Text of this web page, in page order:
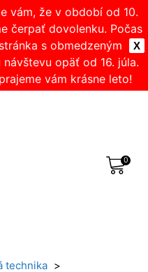
X
vám, že v období od 10.
čerpať dovolenku. Počas
s obmedzeným
opäť od 16. júla.
vám krásne leto!
0
technika